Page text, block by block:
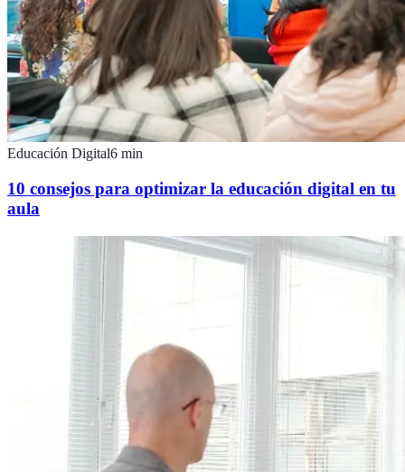
Educación Digital6 min
10 consejos para optimizar la educación digital en tu
aula